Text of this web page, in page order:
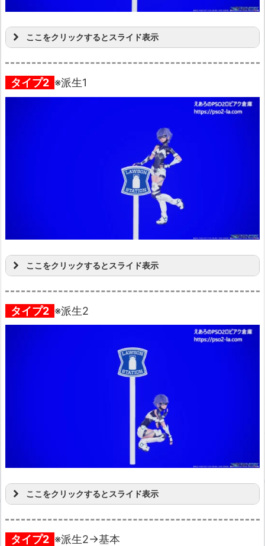
ここをクリックするとスライド表示
タイプ2 ※派生1
ここをクリックするとスライド表示
タイプ2 ※派生2
ここをクリックするとスライド表示
タイプ2 ※派生2→基本